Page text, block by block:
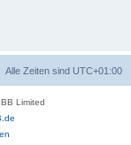
Alle Zeiten sind UTC+01:00
Limited